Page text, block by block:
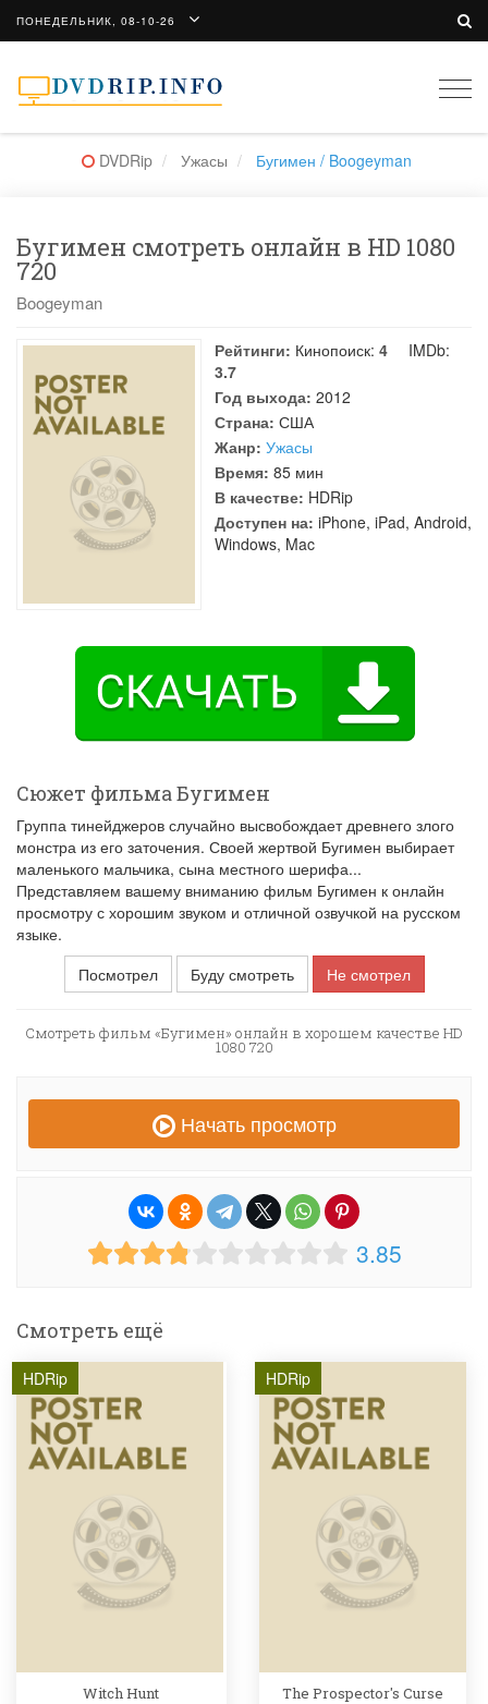
ПОНЕДЕЛЬНИК, 08-10-26
DVDRip Ужасы Бугимен / Boogeyman
Бугимен смотреть онлайн в HD 1080
720
Boogeyman
Рейтинги: Кинопоиск: 4
IMDb:
3.7
Год выхода: 2012
Страна: США
Жанр: Ужасы
Время: 85 мин
В качестве: HDRip
Доступен на: iPhone, iPad, Android,
Windows, Mac
Сюжет фильма Бугимен
Группа тинейджеров случайно высвобождает древнего злого
монстра из его заточения. Своей жертвой Бугимен выбирает
маленького мальчика, сына местного шерифа...
Представляем вашему вниманию фильм Бугимен к онлайн
просмотру с хорошим звуком и отличной озвучкой на русском
языке.
Посмотрел
Буду смотреть Не смотрел
Смотреть фильм «Бугимен» онлайн в хорошем качестве HD
1080 720
Начать просмотр
3.85
Смотреть ещё
HDRip
Witch Hunt
HDRip
The Prospector's Curse